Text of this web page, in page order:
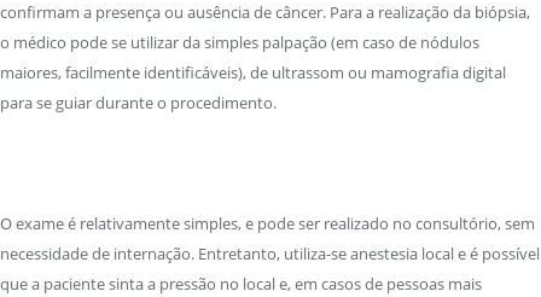
confirmam a presença ou ausência de câncer. Para a realização da biópsia,
o médico pode se utilizar da simples palpação (em caso de nódulos
maiores, facilmente identificáveis), de ultrassom ou mamografia digital
para se guiar durante o procedimento.
O exame é relativamente simples, e pode ser realizado no consultório, sem
necessidade de internação. Entretanto, utiliza-se anestesia local e é possível
que a paciente sinta a pressão no local e, em casos de pessoas mais